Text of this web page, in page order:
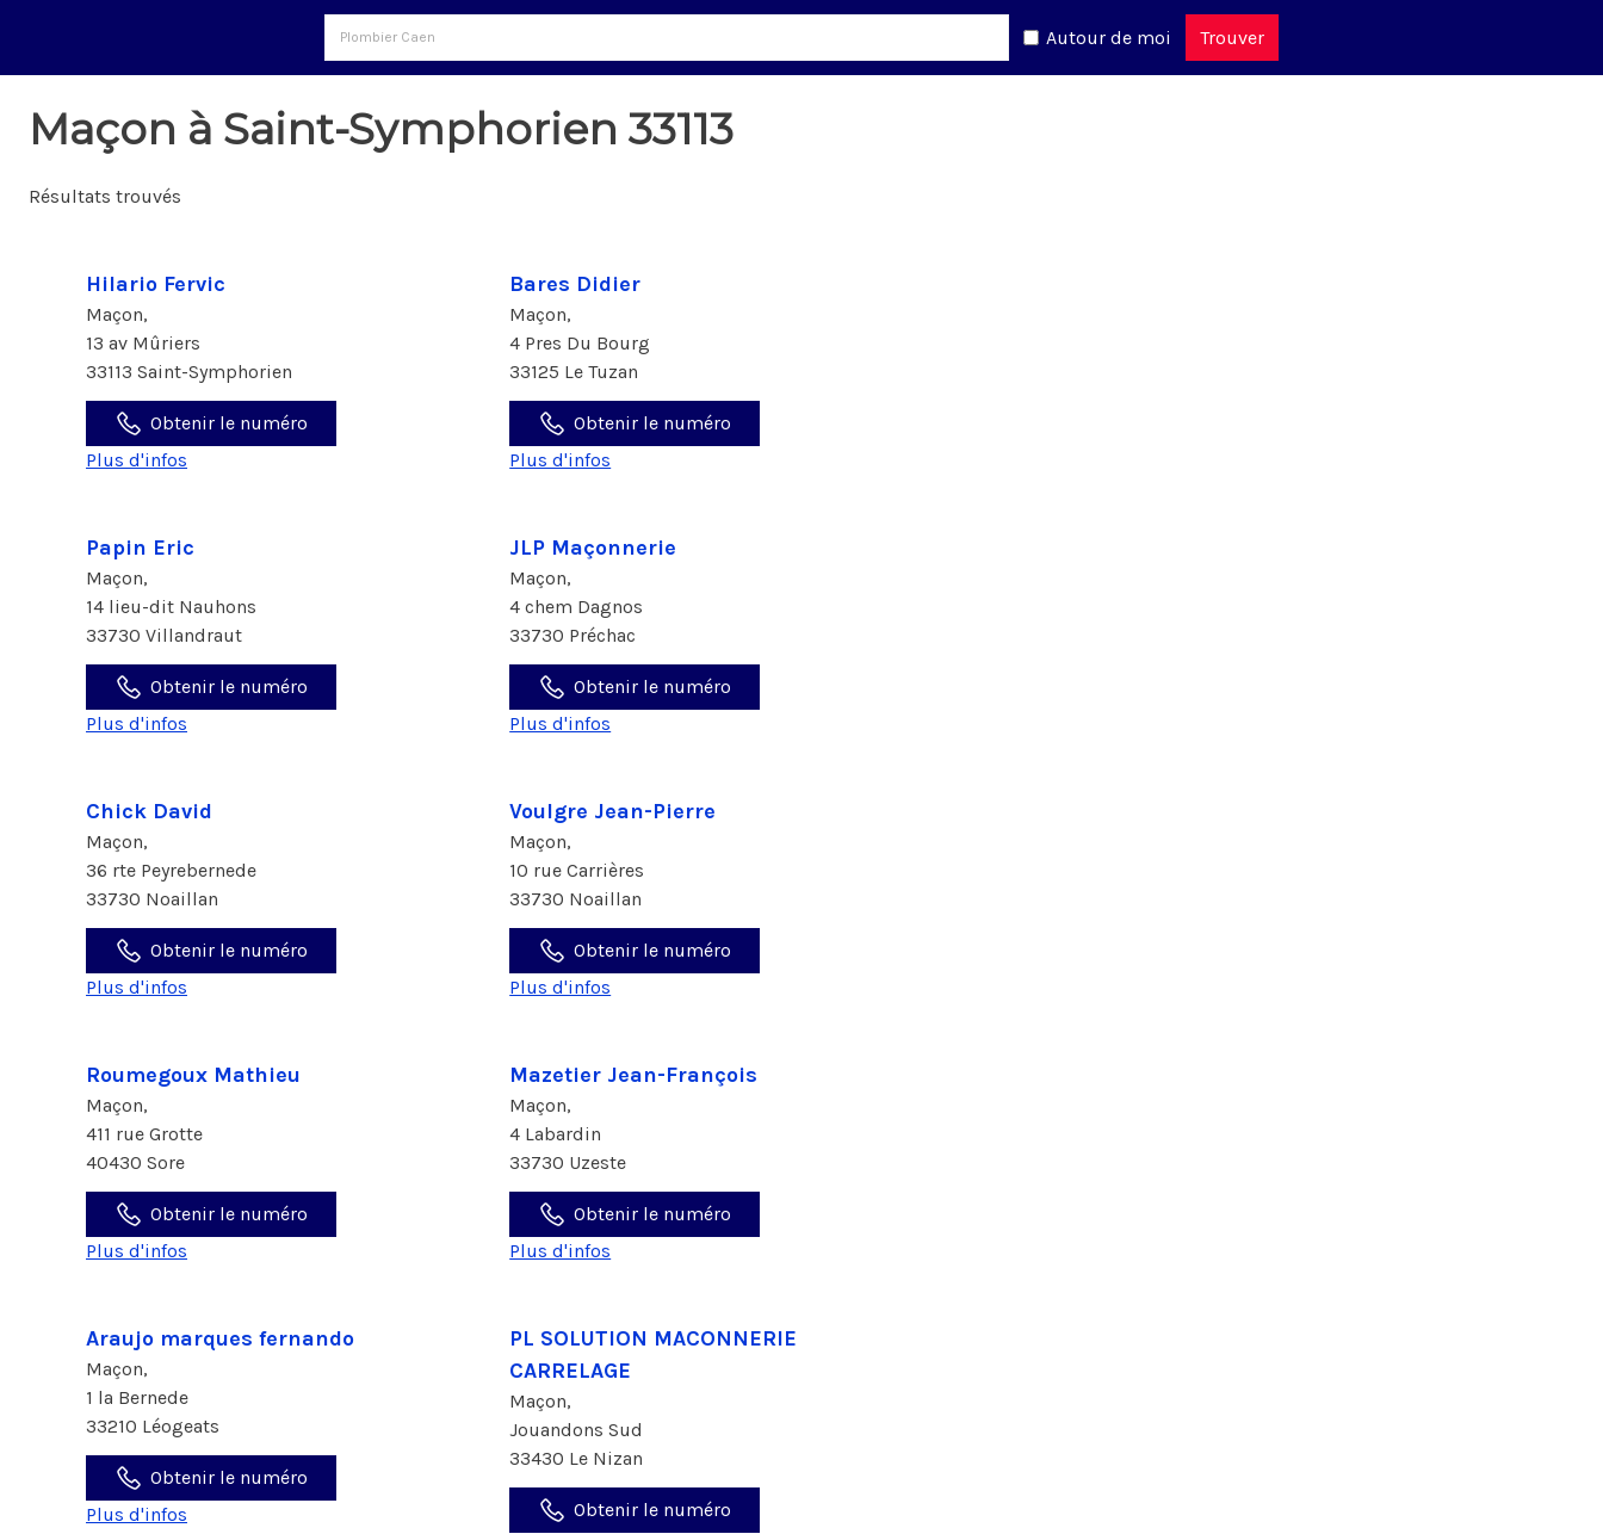
Autour de moi Trouver
Maçon à Saint-Symphorien 33113
Résultats trouvés
Hilario Fervic
Maçon,
13 av Mûriers
33113 Saint-Symphorien
Obtenir le numéro
Plus d'infos
Bares Didier
Maçon,
4 Pres Du Bourg
33125 Le Tuzan
Obtenir le numéro
Plus d'infos
Papin Eric
Maçon,
14 lieu-dit Nauhons
33730 Villandraut
Obtenir le numéro
Plus d'infos
JLP Maçonnerie
Maçon,
4 chem Dagnos
33730 Préchac
Obtenir le numéro
Plus d'infos
Chick David
Maçon,
36 rte Peyrebernede
33730 Noaillan
Obtenir le numéro
Plus d'infos
Voulgre Jean-Pierre
Maçon,
10 rue Carrières
33730 Noaillan
Obtenir le numéro
Plus d'infos
Roumegoux Mathieu
Maçon,
411 rue Grotte
40430 Sore
Obtenir le numéro
Plus d'infos
Mazetier Jean-François
Maçon,
4 Labardin
33730 Uzeste
Obtenir le numéro
Plus d'infos
Araujo marques fernando
Maçon,
1 la Bernede
33210 Léogeats
Obtenir le numéro
Plus d'infos
PL SOLUTION MACONNERIE
CARRELAGE
Maçon,
Jouandons Sud
33430 Le Nizan
Obtenir le numéro